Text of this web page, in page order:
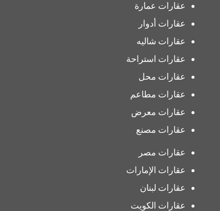
عقارات عمارة
عقارات أدوار
عقارات شاليه
عقارات استراحة
عقارات محل
عقارات مطاعم
عقارات معرض
عقارات مصنع
عقارات مصر
عقارات الإمارات
عقارات لبنان
عقارات الكويت